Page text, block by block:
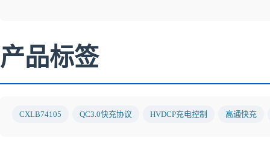
产品标签
CXLB74105 QC3.0快充协议 HVDCP充电控制 高通快充